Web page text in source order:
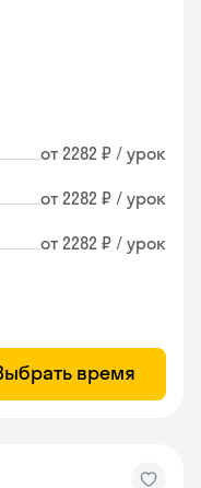
от 2282 ₽ / урок
от 2282 ₽ / урок
от 2282 ₽ / урок
время